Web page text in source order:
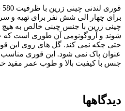
برای چهار الی شش نفر برای تهیه و
چینی زرین با جنس چینی خالص به
شوند و آروگونومی آن طوری است که
حتی چکه نمی کند. گل های روی این
عنوان پاک نمی شود. این قوری
جنس با کیفیت بالا و طوب عمر مفید
دیدگاهها